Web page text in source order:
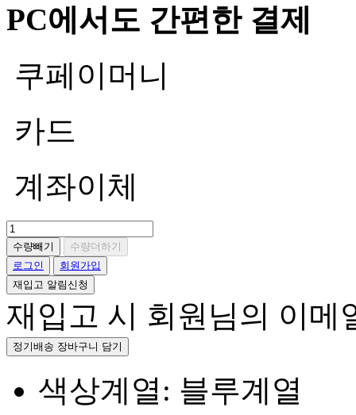
PC에서도 간편한 결제
쿠페이머니
카드
계좌이체
수량빼기
수량더하기
로그인
회원가입
재입고 알림신청
재입고 시 회원님의 이메
정기배송 장바구니 담기
색상계열: 블루계열